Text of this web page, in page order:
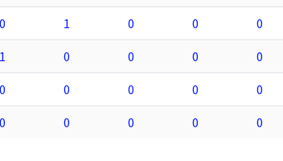
0 1 0 0 0
1 0 0 0 0
0 0 0 0 0
0 0 0 0 0